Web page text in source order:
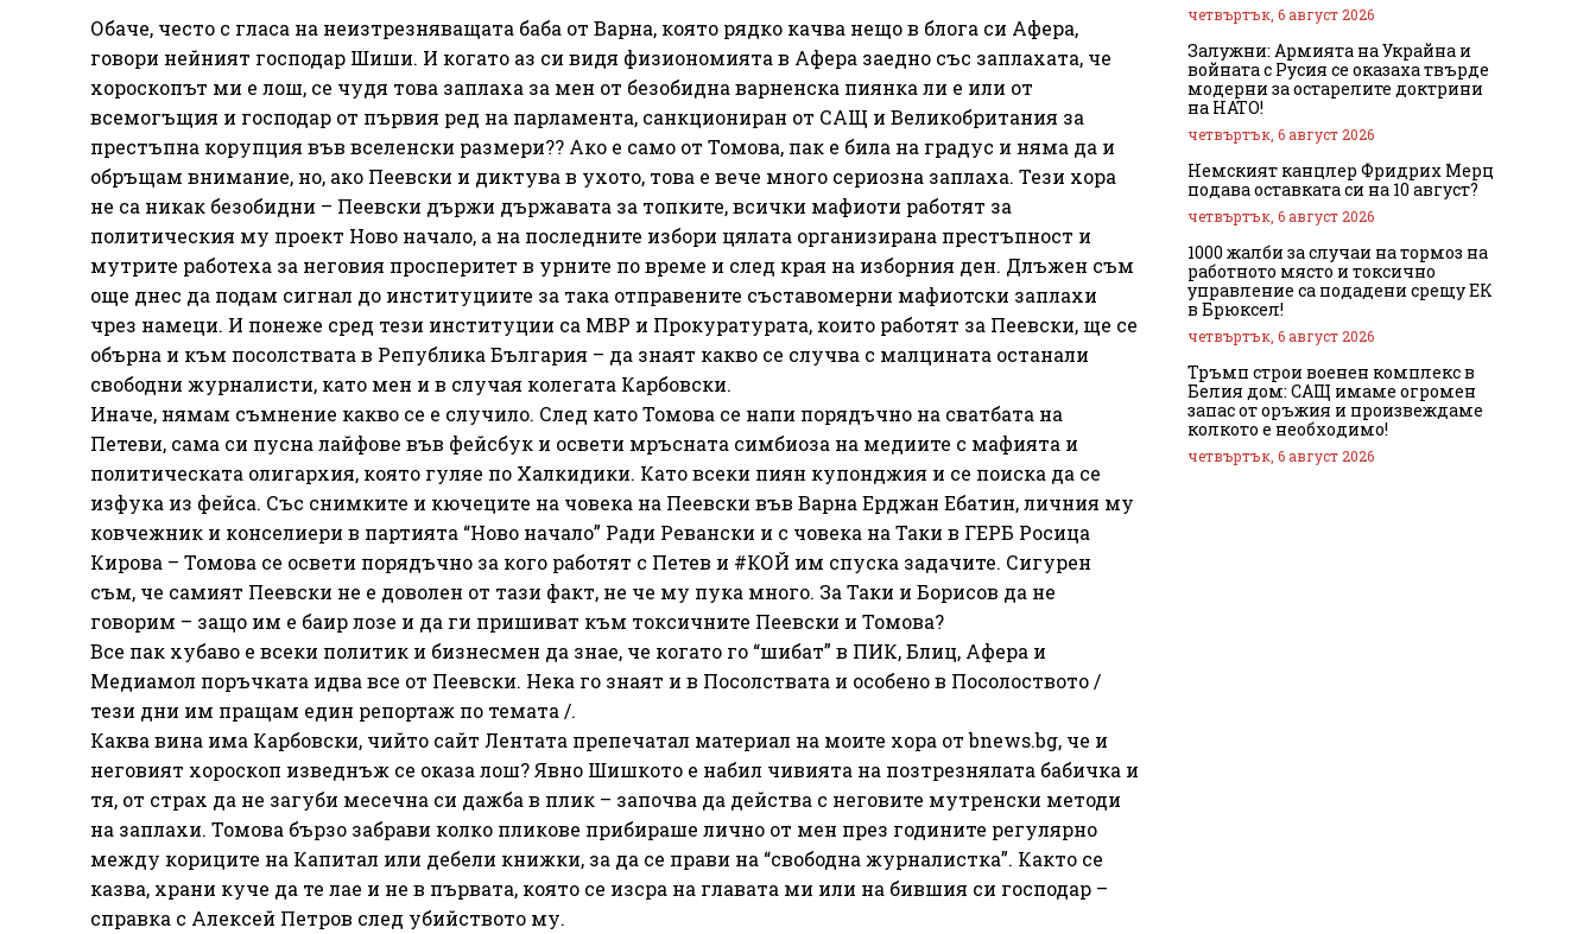
Обаче, често с гласа на неизтрезняващата баба от Варна, която рядко качва нещо в блога си Афера,
говори нейният господар Шиши. И когато аз си видя физиономията в Афера заедно със заплахата, че
хороскопът ми е лош, се чудя това заплаха за мен от безобидна варненска пиянка ли е или от
всемогъщия и господар от първия ред на парламента, санкциониран от САЩ и Великобритания за
престъпна корупция във вселенски размери?? Ако е само от Томова, пак е била на градус и няма да и
обръщам внимание, но, ако Пеевски и диктува в ухото, това е вече много сериозна заплаха. Тези хора
не са никак безобидни – Пеевски държи държавата за топките, всички мафиоти работят за
политическия му проект Ново начало, а на последните избори цялата организирана престъпност и
мутрите работеха за неговия просперитет в урните по време и след края на изборния ден. Длъжен съм
още днес да подам сигнал до институциите за така отправените съставомерни мафиотски заплахи
чрез намеци. И понеже сред тези институции са МВР и Прокуратурата, които работят за Пеевски, ще се
обърна и към посолствата в Република България – да знаят какво се случва с малцината останали
свободни журналисти, като мен и в случая колегата Карбовски.
Иначе, нямам съмнение какво се е случило. След като Томова се напи порядъчно на сватбата на
Петеви, сама си пусна лайфове във фейсбук и освети мръсната симбиоза на медиите с мафията и
политическата олигархия, която гуляе по Халкидики. Като всеки пиян купонджия и се поиска да се
изфука из фейса. Със снимките и кючеците на човека на Пеевски във Варна Ерджан Ебатин, личния му
ковчежник и конселиери в партията “Ново начало” Ради Ревански и с човека на Таки в ГЕРБ Росица
Кирова – Томова се освети порядъчно за кого работят с Петев и #КОЙ им спуска задачите. Сигурен
съм, че самият Пеевски не е доволен от тази факт, не че му пука много. За Таки и Борисов да не
говорим – защо им е баир лозе и да ги пришиват към токсичните Пеевски и Томова?
Все пак хубаво е всеки политик и бизнесмен да знае, че когато го “шибат” в ПИК, Блиц, Афера и
Медиамол поръчката идва все от Пеевски. Нека го знаят и в Посолствата и особено в Посолоството /
тези дни им пращам един репортаж по темата /.
Каква вина има Карбовски, чийто сайт Лентата препечатал материал на моите хора от bnews.bg, че и
неговият хороскоп изведнъж се оказа лош? Явно Шишкото е набил чивията на позтрезнялата бабичка и
тя, от страх да не загуби месечна си дажба в плик – започва да действа с неговите мутренски методи
на заплахи. Томова бързо забрави колко пликове прибираше лично от мен през годините регулярно
между кориците на Капитал или дебели книжки, за да се прави на “свободна журналистка”. Както се
казва, храни куче да те лае и не в първата, която се изсра на главата ми или на бившия си господар –
справка с Алексей Петров след убийството му.
четвъртък, 6 август 2026
Залужни: Армията на Украйна и
войната с Русия се оказаха твърде
модерни за остарелите доктрини
на НАТО!
четвъртък, 6 август 2026
Немският канцлер Фридрих Мерц
подава оставката си на 10 август?
четвъртък, 6 август 2026
1000 жалби за случаи на тормоз на
работното място и токсично
управление са подадени срещу ЕК
в Брюксел!
четвъртък, 6 август 2026
Тръмп строи военен комплекс в
Белия дом: САЩ имаме огромен
запас от оръжия и произвеждаме
колкото е необходимо!
четвъртък, 6 август 2026